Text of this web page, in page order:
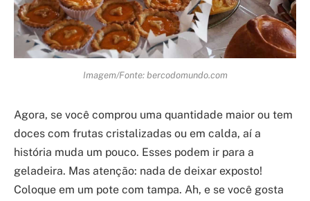
Imagem/Fonte: bercodomundo.com
Agora, se você comprou uma quantidade maior ou tem
doces com frutas cristalizadas ou em calda, aí a
história muda um pouco. Esses podem ir para a
geladeira. Mas atenção: nada de deixar exposto!
Coloque em um pote com tampa. Ah, e se você gosta